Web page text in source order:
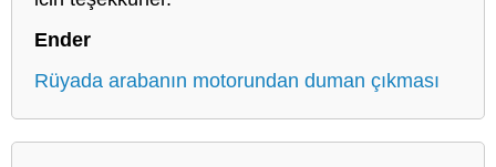
Ender
Rüyada arabanın motorundan duman çıkması